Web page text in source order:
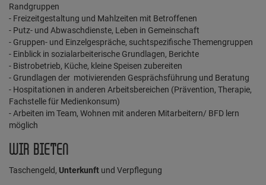
Randgruppen
- Freizeitgestaltung und Mahlzeiten mit Betroffenen
- Putz- und Abwaschdienste, Leben in Gemeinschaft
- Gruppen- und Einzelgespräche, suchtspezifische Themengruppen
- Einblick in sozialarbeiterische Grundlagen, Berichte
- Bistrobetrieb, Küche, kleine Speisen zubereiten
- Grundlagen der motivierenden Gesprächsführung und Beratung
- Hospitationen in anderen Arbeitsbereichen (Prävention, Therapie,
Fachstelle für Medienkonsum)
- Arbeiten im Team, Wohnen mit anderen Mitarbeitern/ BFD lern
möglich
WIR BIETEN
Taschengeld, Unterkunft und Verpflegung